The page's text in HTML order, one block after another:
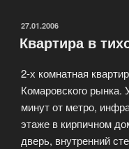
ОПУБЛИКОВАНО
27.01.2006
Квартира в
2-х комнатная
Комаровского рынка.
минут от метро,
этаже в кирпичном
дверь, внутренний